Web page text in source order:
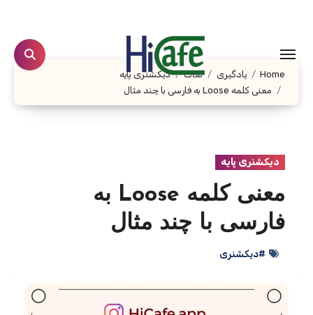
content
Home یادگیری لغات
دیکشنری پایه
معنی کلمه Loose به فارسی با چند مثال
دیکشنری پایه
معنی کلمه Loose به
فارسی با چند مثال
#دیکشنری